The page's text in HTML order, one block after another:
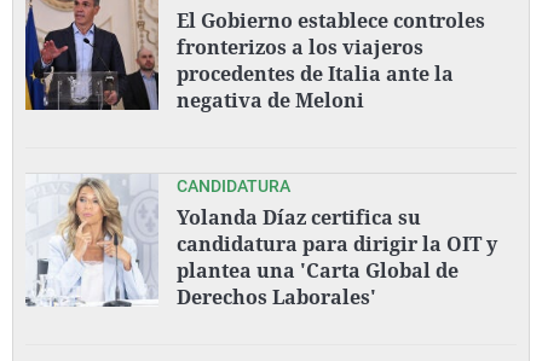
El Gobierno establece controles
fronterizos a los viajeros
procedentes de Italia ante la
negativa de Meloni
CANDIDATURA
Yolanda Díaz certifica su
candidatura para dirigir la OIT y
plantea una 'Carta Global de
Derechos Laborales'